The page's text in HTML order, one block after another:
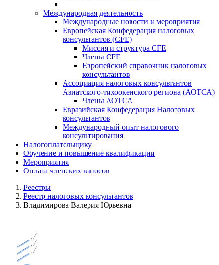
Международная деятельность
Международные новости и мероприятия
Европейская Конфедерация налоговых
консультантов (CFE)
Миссия и структура CFE
Члены CFE
Европейский справочник налоговых
консультантов
Ассоциация налоговых консультантов
Азиатского-тихоокенского региона (АОТСА)
Члены АОТСА
Евразийская Конфедерация Налоговых
консультантов
Международный опыт налогового
консультирования
Налогоплательщику
Обучение и повышение квалификации
Мероприятия
Оплата членских взносов
Реестры
Реестр налоговых консультантов
Владимирова Валерия Юрьевна